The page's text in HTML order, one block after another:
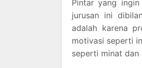
Pintar yang
jurusan ini
adalah karena
motivasi seperti
seperti minat dan